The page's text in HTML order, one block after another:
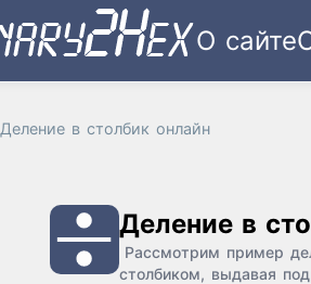
О сайте
Деление в столбик онлайн
Деление в
Рассмотрим пример
столбиком, выдавая